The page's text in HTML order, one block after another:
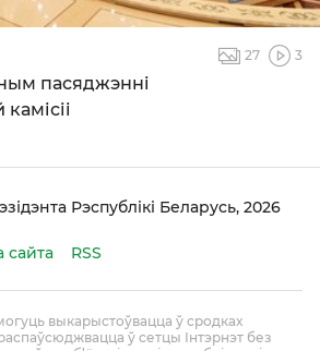
27 3
пасяджэнні
Рэспублікі Беларусь, 2026
сайта RSS
выкарыстоўвацца ў сродках
ў сетцы Інтэрнэт без